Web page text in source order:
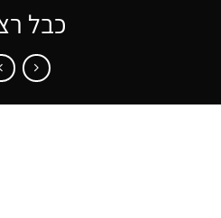
כבל רצ״ט